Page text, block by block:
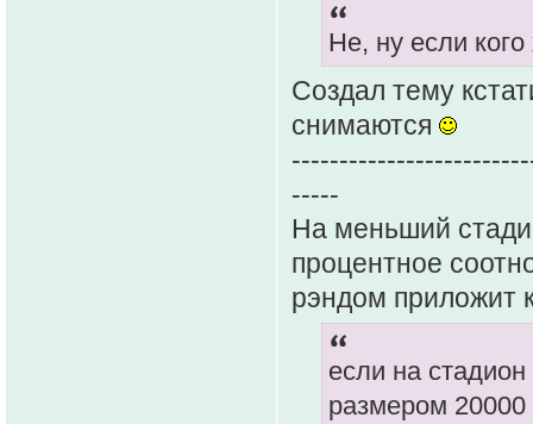
Не, ну если
Создал тему
снимаются
-----
На меньший
процентное
рэндом приложит
если на
размером